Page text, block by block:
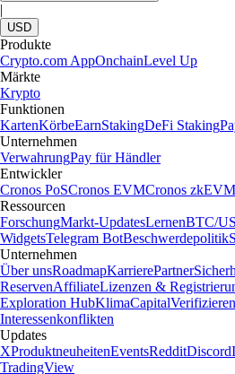
|
USD
Produkte
Crypto.com AppOnchainLevel Up
Märkte
Krypto
Funktionen
KartenKörbeEarnStakingDeFi Staking
Unternehmen
VerwahrungPay für Händler
Entwickler
Cronos PoSCronos EVMCronos zkEVM
Ressourcen
ForschungMarkt-UpdatesLernenBTC/
WidgetsTelegram BotBeschwerdepolitik
Unternehmen
Über unsRoadmapKarrierePartner
ReservenAffiliateLizenzen &
Exploration HubKlimaCapitalVerifizieren
Interessenkonflikten
Updates
XProduktneuheitenEventsRedditDiscord
TradingView